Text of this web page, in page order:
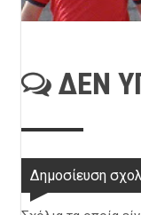
ΔΕΝ
Δημοσίευση